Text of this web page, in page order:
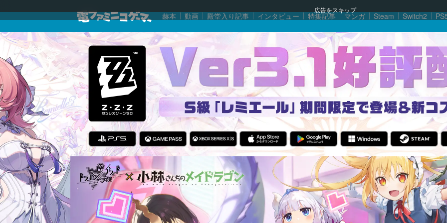
広告をスキップ
赫本 動画 殿堂入り記事 インタビュー 特集記事 マンガ Steam Switch2